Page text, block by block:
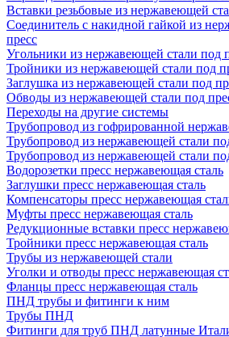
Вставки резьбовые из нержавеющей
Соединитель с накидной гайкой из
пресс
Угольники из нержавеющей стали под
Тройники из нержавеющей стали под
Заглушка из нержавеющей стали под
Обводы из нержавеющей стали под
Переходы на другие системы
Трубопровод из гофрированной
Трубопровод из нержавеющей стали
Трубопровод из нержавеющей стали
Водорозетки пресс нержавеющая сталь
Заглушки пресс нержавеющая сталь
Компенсаторы пресс нержавеющая
Муфты пресс нержавеющая сталь
Редукционные вставки пресс
Тройники пресс нержавеющая сталь
Трубы из нержавеющей стали
Уголки и отводы пресс нержавеющая
Фланцы пресс нержавеющая сталь
ПНД трубы и фитинги к ним
Трубы ПНД
Фитинги для труб ПНД латунные